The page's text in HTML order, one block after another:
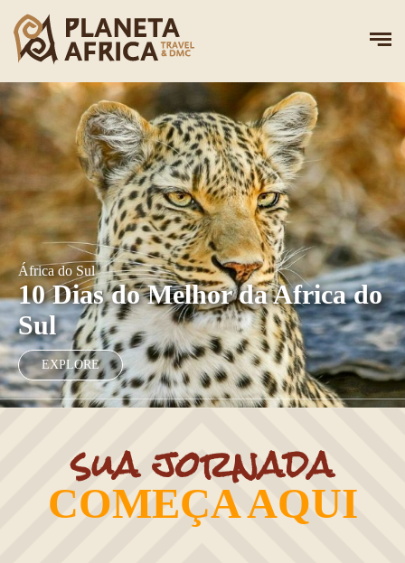
África do Sul
10 Dias do Melhor da Africa do
Sul
EXPLORE
sua jornada
COMEÇA AQUI